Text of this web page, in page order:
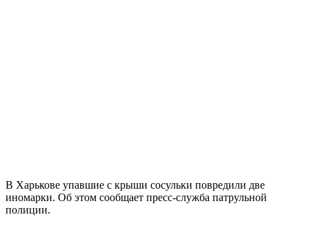
В Харькове упавшие с крыши сосульки повредили две
иномарки. Об этом сообщает пресс-служба патрульной
полиции.